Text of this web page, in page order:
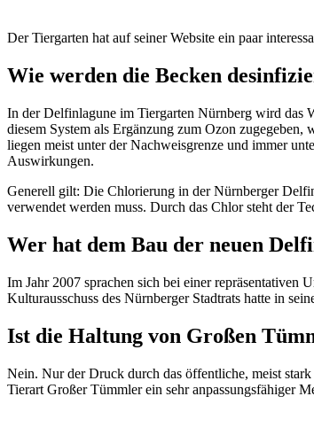
Der Tiergarten hat auf seiner Website ein paar
Wie werden die Becken
In der Delfinlagune im Tiergarten Nürnberg wird das
diesem System als Ergänzung zum Ozon
liegen meist unter der Nachweisgrenze und immer
Auswirkungen.
Generell gilt: Die Chlorierung in der Nürnberger
verwendet werden muss. Durch das Chlor steht der
Wer hat dem Bau der neuen
Im Jahr 2007 sprachen sich bei einer
Kulturausschuss des Nürnberger Stadtrats hatte in
Ist die Haltung von Großen
Nein. Nur der Druck durch das öffentliche, meist
Tierart Großer Tümmler ein sehr anpassungsfähiger